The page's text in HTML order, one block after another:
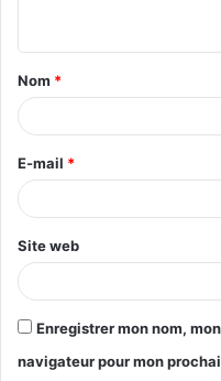
t
a
i
e
*
Nom *
E-mail *
Site web
Enregistrer mon nom,
navigateur pour mon